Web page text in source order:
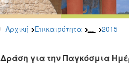
Αρχική Επικαιρότητα ... 2015
Δράση για την Παγκόσμια